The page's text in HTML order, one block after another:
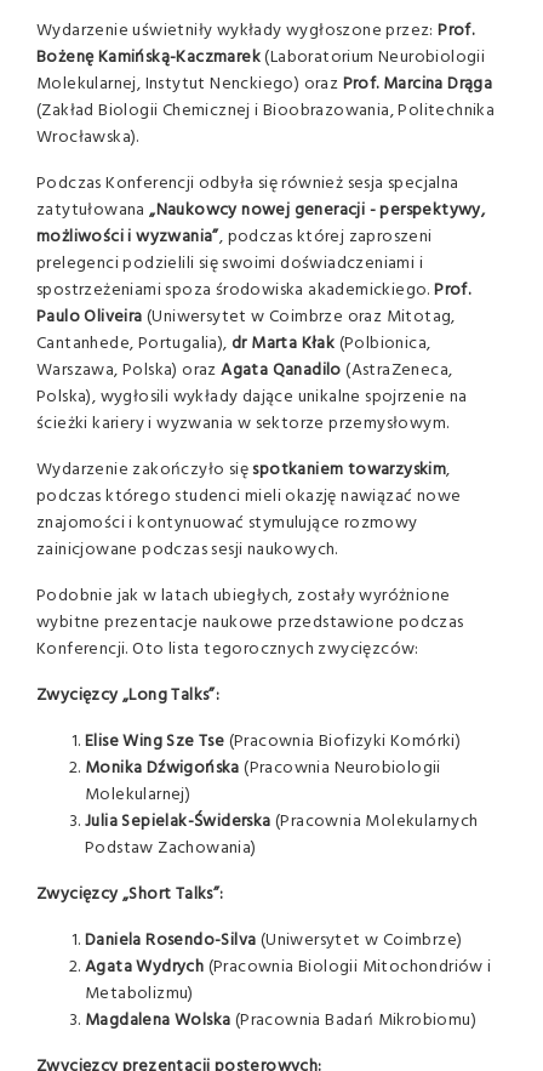
Wydarzenie uświetniły wykłady wygłoszone przez:Prof.
Bożenę Kamińską-Kaczmarek(Laboratorium Neurobiologii
Molekularnej, Instytut Nenckiego) orazProf. Marcina Drąga
(Zakład Biologii Chemicznej i Bioobrazowania, Politechnika
Wrocławska).
Podczas Konferencji odbyła się również sesja specjalna
zatytułowana„Naukowcy nowej generacji - perspektywy,
możliwości i wyzwania”, podczas której zaproszeni
prelegenci podzielili się swoimi doświadczeniami i
spostrzeżeniami spoza środowiska akademickiego.Prof.
Paulo Oliveira(Uniwersytet w Coimbrze oraz Mitotag,
Cantanhede, Portugalia), dr Marta Kłak(Polbionica,
Warszawa, Polska) orazAgata Qanadilo(AstraZeneca,
Polska), wygłosili wykłady dające unikalne spojrzenie na
ścieżki kariery i wyzwania w sektorze przemysłowym.
Wydarzenie zakończyło sięspotkaniem towarzyskim,
podczas którego studenci mieli okazję nawiązać nowe
znajomości i kontynuować stymulujące rozmowy
zainicjowane podczas sesji naukowych.
Podobnie jak w latach ubiegłych, zostały wyróżnione
wybitne prezentacje naukowe przedstawione podczas
Konferencji. Oto lista tegorocznych zwycięzców:
Zwycięzcy „Long Talks”:
Elise Wing Sze Tse(Pracownia Biofizyki Komórki)
Monika Dźwigońska(Pracownia Neurobiologii
Molekularnej)
Julia Sepielak-Świderska(Pracownia Molekularnych
Podstaw Zachowania)
Zwycięzcy „Short Talks”:
Daniela Rosendo-Silva(Uniwersytet w Coimbrze)
Agata Wydrych(Pracownia Biologii Mitochondriów i
Metabolizmu)
Magdalena Wolska(Pracownia Badań Mikrobiomu)